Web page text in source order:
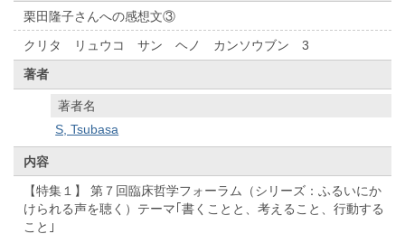
栗田隆子さんへの感想文③
クリタ リュウコ サン ヘノ カンソウブン 3
著者
著者名
S, Tsubasa
内容
【特集１】 第７回臨床哲学フォーラム（シリーズ：ふるいにか
けられる声を聴く）テーマ｢書くことと、考えること、行動する
こと｣